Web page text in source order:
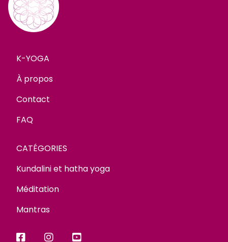
K-YOGA
À propos
Contact
FAQ
CATÉGORIES
Kundalini et hatha yoga
Méditation
Mantras